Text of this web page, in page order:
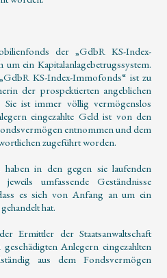
der „GdbR KS-Index-
ein Kapitalanlagebetrugssystem.
KS-Index-Immofonds“ ist zu
der prospektierten angeblichen
Sie ist immer völlig vermögenslos
eingezahlte Geld ist von den
entnommen und dem
zugeführt worden.
in den gegen sie laufenden
umfassende Geständnisse
es sich von Anfang an um ein
hat.
Ermittler der Staatsanwaltschaft
Anlegern eingezahlten
aus dem Fondsvermögen